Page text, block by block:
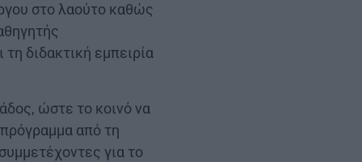
στο λαούτο καθώς
διδακτική εμπειρία
ώστε το κοινό να
από τη
για το